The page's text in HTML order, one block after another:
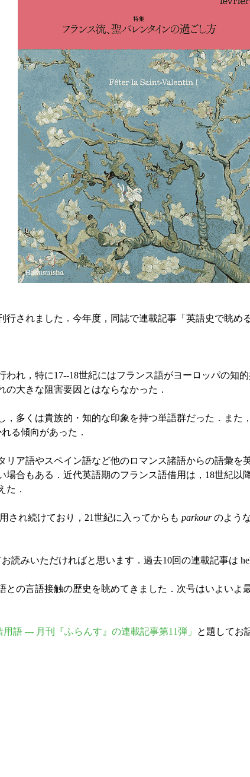
行されました．今年度，同誌で連載記事「英語史で眺
，特に17--18世紀にはフランス語がヨーロッパの知的
大きな阻害要因とはならなかった．
くは貴族的・知的な印象を持つ単語群だった．また
る傾向があった．
語やスペイン語など他のロマンス諸語からの語彙を
合もある．近代英語期のフランス語借用は，18世紀
た．
され続けており，21世紀に入ってからも parkourのよう
みいただければと思います．過去10回の連載記事は
の言語接触の歴史を眺めてきました．次号はいよいよ
用語 --- 月刊『ふらんす』の連載記事第11弾」 と題してお